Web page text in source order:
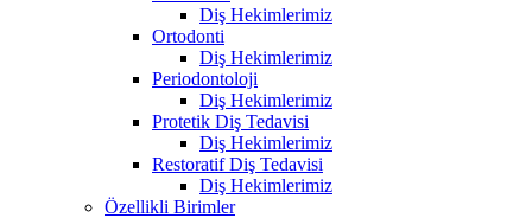
Diş Hekimlerimiz
Ortodonti
Diş Hekimlerimiz
Periodontoloji
Diş Hekimlerimiz
Protetik Diş Tedavisi
Diş Hekimlerimiz
Restoratif Diş Tedavisi
Diş Hekimlerimiz
Özellikli Birimler